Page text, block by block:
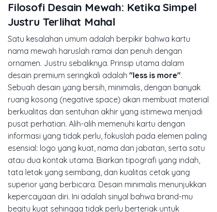
Filosofi Desain Mewah: Ketika Simpel
Justru Terlihat Mahal
Satu kesalahan umum adalah berpikir bahwa kartu
nama mewah haruslah ramai dan penuh dengan
ornamen. Justru sebaliknya. Prinsip utama dalam
desain premium seringkali adalah "less is more".
Sebuah desain yang bersih, minimalis, dengan banyak
ruang kosong (negative space) akan membuat material
berkualitas dan sentuhan akhir yang istimewa menjadi
pusat perhatian. Alih-alih memenuhi kartu dengan
informasi yang tidak perlu, fokuslah pada elemen paling
esensial: logo yang kuat, nama dan jabatan, serta satu
atau dua kontak utama. Biarkan tipografi yang indah,
tata letak yang seimbang, dan kualitas cetak yang
superior yang berbicara. Desain minimalis menunjukkan
kepercayaan diri. Ini adalah sinyal bahwa brand-mu
begitu kuat sehingga tidak perlu berteriak untuk